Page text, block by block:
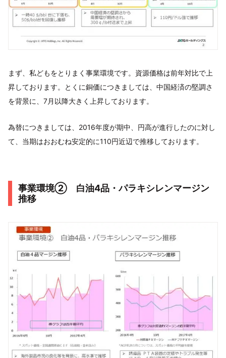
まず、私どもをとりまく事業環境です。資源価格は前年対比で上
昇しております。とくに銅価につきましては、中国経済の堅調さ
を背景に、7月以降大きく上昇しております。
為替につきましては、2016年度が期中、円高が進行したのに対し
て、当期はおおむね安定的に110円近辺で推移しております。
事業環境② 白油4品・パラキシレンマージン
推移